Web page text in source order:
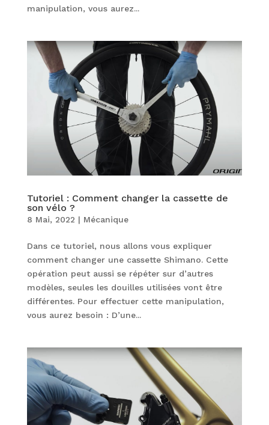
manipulation, vous aurez...
Tutoriel : Comment changer la cassette de
son vélo ?
8 Mai, 2022 | Mécanique
Dans ce tutoriel, nous allons vous expliquer
comment changer une cassette Shimano. Cette
opération peut aussi se répéter sur d’autres
modèles, seules les douilles utilisées vont être
différentes. Pour effectuer cette manipulation,
vous aurez besoin : D’une...